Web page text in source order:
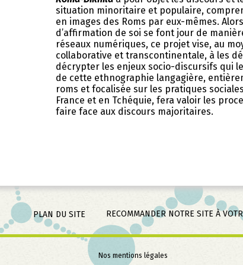
situation minoritaire et populaire,
en images des Roms par eux-mêmes.
d’affirmation de soi se font jour de
réseaux numériques, ce projet vise, au
collaborative et transcontinentale, à les
décrypter les enjeux socio-discursifs qui
de cette ethnographie langagière,
roms et focalisée sur les pratiques
France et en Tchéquie, fera valoir les
faire face aux discours majoritaires.
PLAN DU SITE RECOMMANDER NOTRE SITE À
Aller
Nos mentions légales